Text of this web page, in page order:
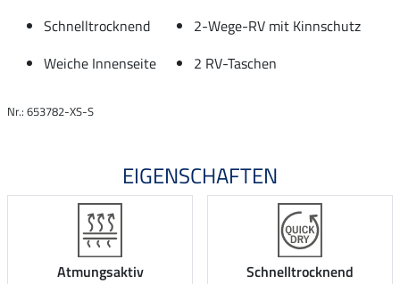
Schnelltrocknend
2-Wege-RV mit Kinnschutz
Weiche Innenseite
2 RV-Taschen
Nr.: 653782-XS-S
EIGENSCHAFTEN
Atmungsaktiv Schnelltrocknend